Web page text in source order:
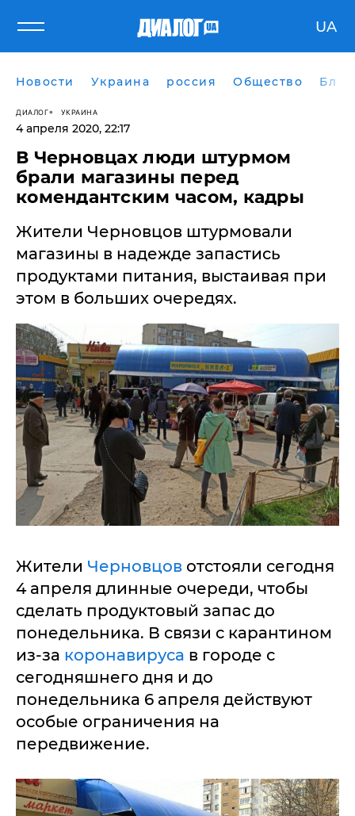
UA
Новости Украина россия Общество
ДИАЛОГ УКРАИНА
4 апреля 2020, 22:17
В Черновцах люди штурмом
брали магазины перед
комендантским часом, кадры
Жители Черновцов штурмовали
магазины в надежде запастись
продуктами питания, выстаивая при
этом в больших очередях.
Жители Черновцов отстояли сегодня
4 апреля длинные очереди, чтобы
сделать продуктовый запас до
понедельника. В связи с карантином
из-за коронавируса в городе с
сегодняшнего дня и до
понедельника 6 апреля действуют
особые ограничения на
передвижение.